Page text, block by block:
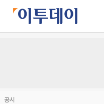
공시